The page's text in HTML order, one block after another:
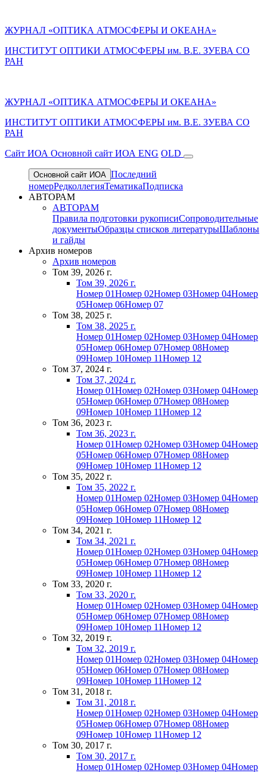
ЖУРНАЛ «ОПТИКА АТМОСФЕРЫ И ОКЕАНА»
ИНСТИТУТ ОПТИКИ АТМОСФЕРЫ им. В.Е. ЗУЕВА СО
РАН
ЖУРНАЛ «ОПТИКА АТМОСФЕРЫ И ОКЕАНА»
ИНСТИТУТ ОПТИКИ АТМОСФЕРЫ им. В.Е. ЗУЕВА СО
РАН
Cайт ИОА Основной сайт ИОА ENG OLD
Основной сайт ИОА Последний
номерРедколлегияТематикаПодписка
АВТОРАМ
АВТОРАМ
Правила подготовки рукописиСопроводительные
документыОбразцы списков литературыШаблоны
и гайды
Архив номеров
Архив номеров
Том 39, 2026 г.
Том 39, 2026 г.
Номер 01Номер 02Номер 03Номер 04Номер
05Номер 06Номер 07
Том 38, 2025 г.
Том 38, 2025 г.
Номер 01Номер 02Номер 03Номер 04Номер
05Номер 06Номер 07Номер 08Номер
09Номер 10Номер 11Номер 12
Том 37, 2024 г.
Том 37, 2024 г.
Номер 01Номер 02Номер 03Номер 04Номер
05Номер 06Номер 07Номер 08Номер
09Номер 10Номер 11Номер 12
Том 36, 2023 г.
Том 36, 2023 г.
Номер 01Номер 02Номер 03Номер 04Номер
05Номер 06Номер 07Номер 08Номер
09Номер 10Номер 11Номер 12
Том 35, 2022 г.
Том 35, 2022 г.
Номер 01Номер 02Номер 03Номер 04Номер
05Номер 06Номер 07Номер 08Номер
09Номер 10Номер 11Номер 12
Том 34, 2021 г.
Том 34, 2021 г.
Номер 01Номер 02Номер 03Номер 04Номер
05Номер 06Номер 07Номер 08Номер
09Номер 10Номер 11Номер 12
Том 33, 2020 г.
Том 33, 2020 г.
Номер 01Номер 02Номер 03Номер 04Номер
05Номер 06Номер 07Номер 08Номер
09Номер 10Номер 11Номер 12
Том 32, 2019 г.
Том 32, 2019 г.
Номер 01Номер 02Номер 03Номер 04Номер
05Номер 06Номер 07Номер 08Номер
09Номер 10Номер 11Номер 12
Том 31, 2018 г.
Том 31, 2018 г.
Номер 01Номер 02Номер 03Номер 04Номер
05Номер 06Номер 07Номер 08Номер
09Номер 10Номер 11Номер 12
Том 30, 2017 г.
Том 30, 2017 г.
Номер 01Номер 02Номер 03Номер 04Номер